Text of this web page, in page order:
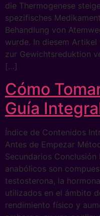
die Thermogenese
spezifisches
Behandlung von
wurde. In diesem
zur Gewichtsreduktion
[…]
Cómo
Guía
Índice de Contenidos
Antes de Empezar
Secundarios
anabólicos son
testosterona, la
utilizados en el ámbito
rendimiento físico y